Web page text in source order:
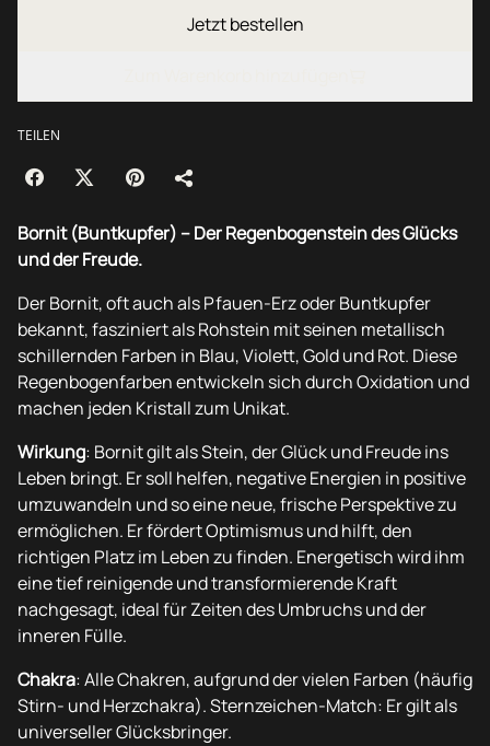
Jetzt bestellen
TEILEN
Bornit (Buntkupfer) – Der Regenbogenstein des Glücks
und der Freude.
Der Bornit, oft auch als Pfauen-Erz oder Buntkupfer
bekannt, fasziniert als Rohstein mit seinen metallisch
schillernden Farben in Blau, Violett, Gold und Rot. Diese
Regenbogenfarben entwickeln sich durch Oxidation und
machen jeden Kristall zum Unikat.
Wirkung: Bornit gilt als Stein, der Glück und Freude ins
Leben bringt. Er soll helfen, negative Energien in positive
umzuwandeln und so eine neue, frische Perspektive zu
ermöglichen. Er fördert Optimismus und hilft, den
richtigen Platz im Leben zu finden. Energetisch wird ihm
eine tief reinigende und transformierende Kraft
nachgesagt, ideal für Zeiten des Umbruchs und der
inneren Fülle.
Chakra: Alle Chakren, aufgrund der vielen Farben (häufig
Stirn- und Herzchakra). Sternzeichen-Match: Er gilt als
universeller Glücksbringer.